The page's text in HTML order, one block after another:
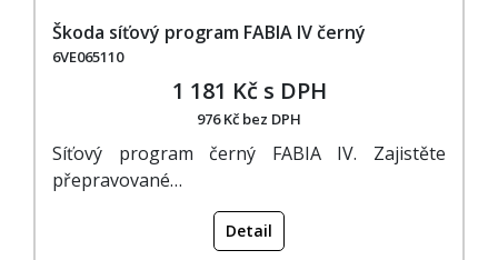
Škoda síťový program FABIA IV černý
6VE065110
1 181 Kč s DPH
976 Kč bez DPH
Síťový program černý FABIA IV. Zajistěte
přepravované…
Detail